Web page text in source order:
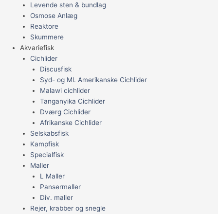
Levende sten & bundlag
Osmose Anlæg
Reaktore
Skummere
Akvariefisk
Cichlider
Discusfisk
Syd- og Ml. Amerikanske Cichlider
Malawi cichlider
Tanganyika Cichlider
Dværg Cichlider
Afrikanske Cichlider
Selskabsfisk
Kampfisk
Specialfisk
Maller
L Maller
Pansermaller
Div. maller
Rejer, krabber og snegle